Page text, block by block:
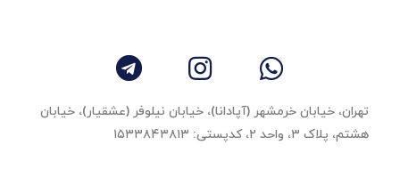
تهران، خیابان خرمشهر (آپادانا)، خیابان نیلوفر (عشقیار)، خیابان
هشتم، پلاک ۳، واحد ٢، کدپستی: ۱۵۳۳۸۴۳۸۱۳